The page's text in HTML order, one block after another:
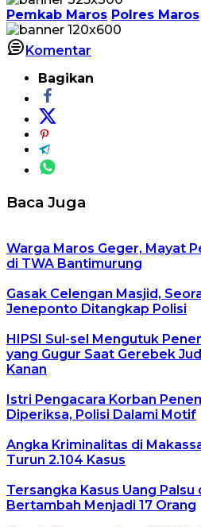
Pemkab Maros Polres Maros
Komentar
Bagikan
Baca Juga
Warga Maros Geger, Mayat
di TWA Bantimurung
Gasak Celengan Masjid,
Jeneponto Ditangkap Polisi
HIPSI Sul-sel Mengutuk
yang Gugur Saat Gerebek
Kanan
Istri Pengacara Korban
Diperiksa, Polisi Dalami Motif
Angka Kriminalitas di
Turun 2.104 Kasus
Tersangka Kasus Uang Palsu
Bertambah Menjadi 17 Orang